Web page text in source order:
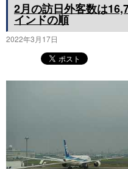
2月の訪日外客数は
インドの順
2022年3月17日